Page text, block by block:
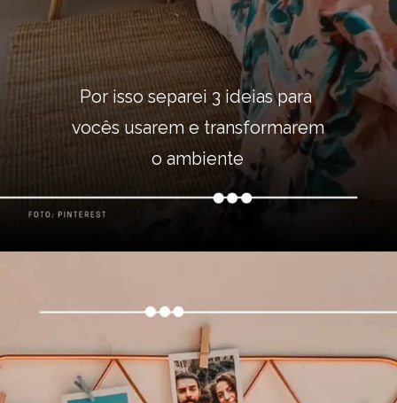
Por isso separei 3 ideias para
vocês usarem e transformarem
o ambiente